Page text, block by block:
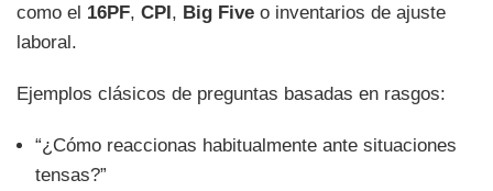
como el 16PF, CPI, Big Five o inventarios de ajuste
laboral.
Ejemplos clásicos de preguntas basadas en rasgos:
“¿Cómo reaccionas habitualmente ante situaciones
tensas?”